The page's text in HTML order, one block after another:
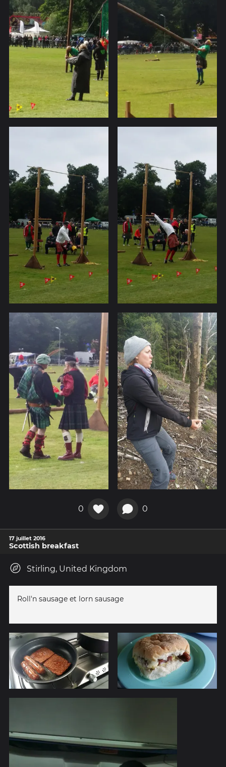
0 0
17 juillet 2016
Scottish breakfast
Stirling, United Kingdom
Roll'n sausage et lorn sausage